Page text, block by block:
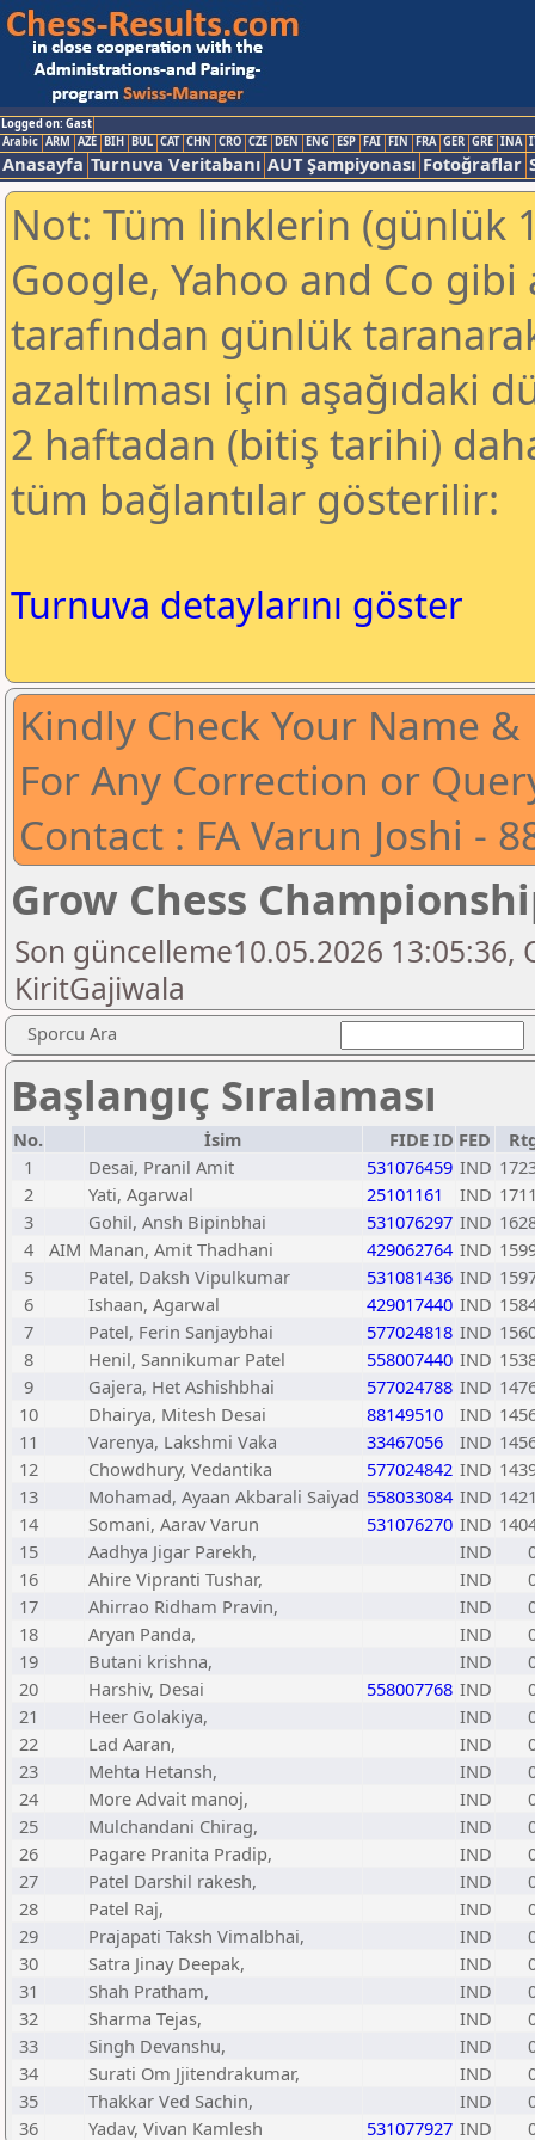
Logged on: Gast
Arabic ARM AZE BIH BUL CAT CHN CRO CZE DEN ENG ESP FAI FIN FRA GER GRE INA
Anasayfa Turnuva Veritabanı AUT Şampiyonası Fotoğraflar
Not: Tüm linklerin (günlük
Google, Yahoo and Co
tarafından günlük
azaltılması için aşağıdaki
2 haftadan (bitiş tarihi)
tüm bağlantılar gösterilir:
Turnuva detaylarını göster
Kindly Check Your Name &
For Any Correction or
Contact : FA Varun Joshi -
Grow Chess
Son güncelleme10.05.2026 13:05:36,
KiritGajiwala
Sporcu Ara
Başlangıç Sıralaması
No. İsim FIDE ID FED
1
Desai, Pranil Amit 531076459 IND
2
Yati, Agarwal 25101161 IND
3
Gohil, Ansh Bipinbhai 531076297 IND
4
AIM Manan, Amit Thadhani 429062764 IND
5
Patel, Daksh Vipulkumar 531081436 IND
6
Ishaan, Agarwal 429017440 IND
7
Patel, Ferin Sanjaybhai 577024818 IND
8
Henil, Sannikumar Patel 558007440 IND
9
Gajera, Het Ashishbhai 577024788 IND
10
Dhairya, Mitesh Desai 88149510 IND
11
Varenya, Lakshmi Vaka 33467056 IND
12
Chowdhury, Vedantika 577024842 IND
13
Mohamad, Ayaan Akbarali Saiyad 558033084 IND
14
Somani, Aarav Varun 531076270 IND
15
Aadhya Jigar Parekh, IND
16
Ahire Vipranti Tushar, IND
17
Ahirrao Ridham Pravin, IND
18
Aryan Panda, IND
19
Butani krishna, IND
20
Harshiv, Desai 558007768 IND
21
Heer Golakiya, IND
22
Lad Aaran, IND
23
Mehta Hetansh, IND
24
More Advait manoj, IND
25
Mulchandani Chirag, IND
26
Pagare Pranita Pradip, IND
27
Patel Darshil rakesh, IND
28
Patel Raj, IND
29
Prajapati Taksh Vimalbhai, IND
30
Satra Jinay Deepak, IND
31
Shah Pratham, IND
32
Sharma Tejas, IND
33
Singh Devanshu, IND
34
Surati Om Jjitendrakumar, IND
35
Thakkar Ved Sachin, IND
36
Yadav, Vivan Kamlesh 531077927 IND